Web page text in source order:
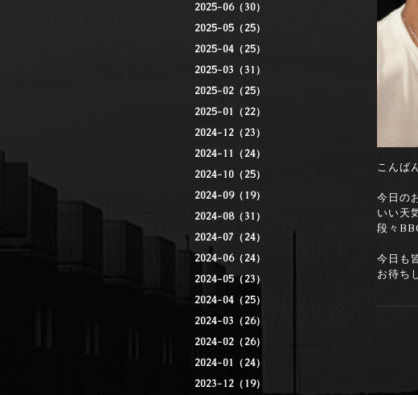
2025-06（30）
2025-05（25）
2025-04（25）
2025-03（31）
2025-02（25）
2025-01（22）
2024-12（23）
2024-11（24）
2024-10（25）
2024-09（19）
2024-08（31）
2024-07（24）
2024-06（24）
2024-05（23）
2024-04（25）
2024-03（26）
2024-02（26）
2024-01（24）
2023-12（19）
こんば
今日の
いい天
段々
今日も
お待ち